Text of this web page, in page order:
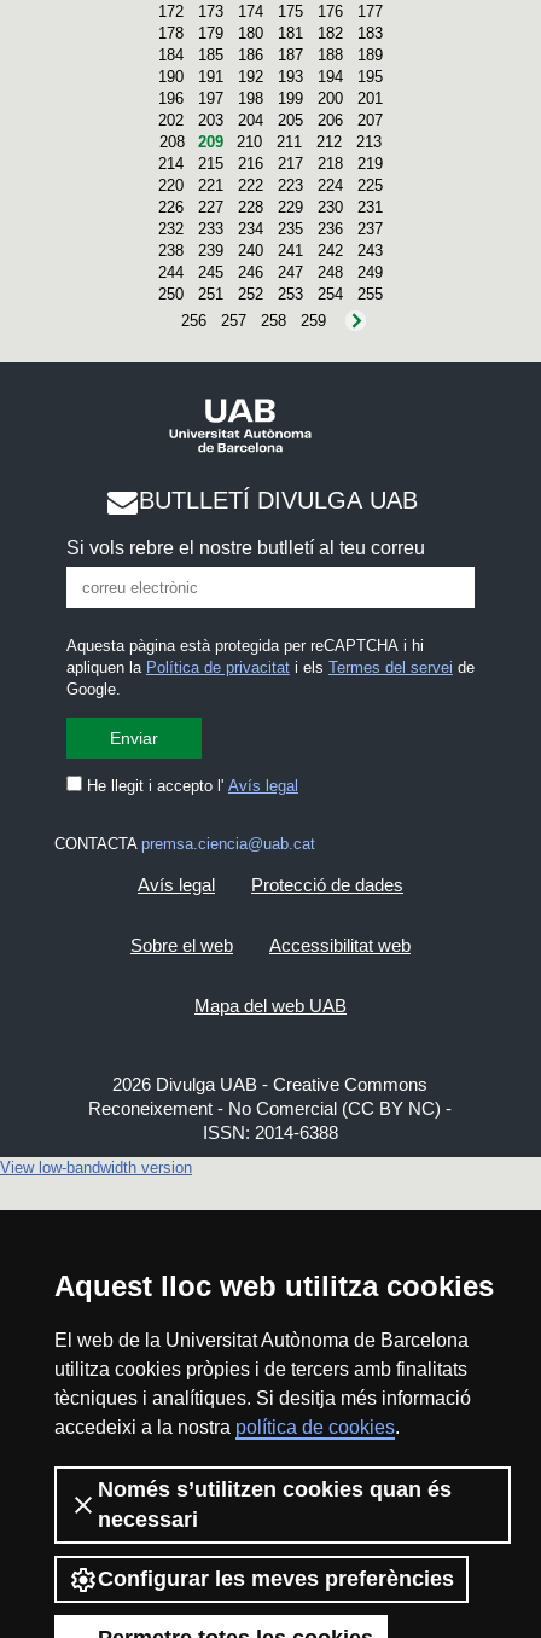
Aquest lloc web utilitza cookies
El web de la Universitat Autònoma de Barcelona
utilitza cookies pròpies i de tercers amb finalitats
tècniques i analítiques. Si desitja més informació
accedeixi a la nostra política de cookies.
Només s’utilitzen cookies quan és
necessari
Configurar les meves preferències
172
173 174 175 176
177
178
179 180 181 182
183
184
185 186 187 188
189
190
191 192 193 194
195
196
197 198 199 200
201
202
203 204 205 206
207
208
209 210 211 212
213
214
215 216 217 218
219
220
221 222 223 224
225
226
227 228 229 230
231
232
233 234 235 236
237
238
239 240 241 242
243
244
245 246 247 248
249
250
251 252 253 254
255
256
257 258 259
BUTLLETÍ DIVULGA UAB
Si vols rebre el nostre butlletí al teu correu
Aquesta pàgina està protegida per reCAPTCHA i hi
apliquen la Política de privacitati els Termes del servei de
Google.
He llegit i accepto l' Avís legal
CONTACTA premsa.ciencia@uab.cat
Avís legal Protecció de dades
Sobre el web Accessibilitat web
Mapa del web UAB
2026 Divulga UAB - Creative Commons
Reconeixement - No Comercial (CC BY NC) -
ISSN: 2014-6388
View low-bandwidth version